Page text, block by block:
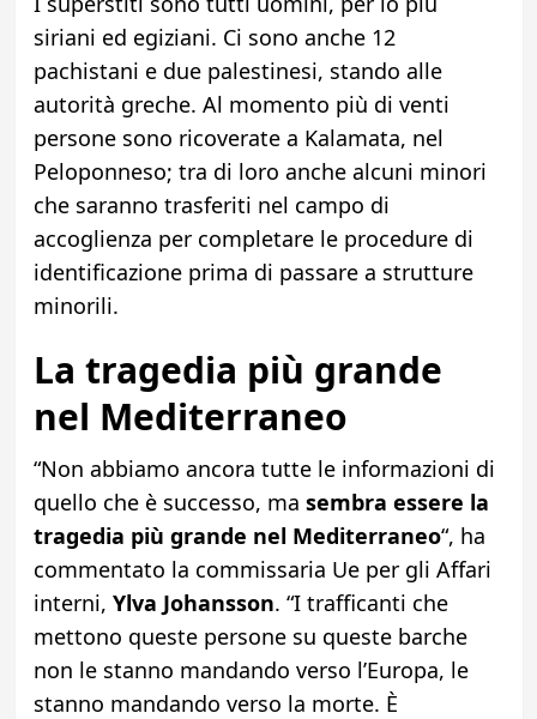
siriani ed egiziani. Ci sono anche 12
pachistani e due palestinesi, stando alle
autorità greche. Al momento più di venti
persone sono ricoverate a Kalamata, nel
Peloponneso; tra di loro anche alcuni minori
che saranno trasferiti nel campo di
accoglienza per completare le procedure di
identificazione prima di passare a strutture
minorili.
La tragedia più grande
nel Mediterraneo
“Non abbiamo ancora tutte le informazioni di
quello che è successo, ma sembra essere la
tragedia più grande nel Mediterraneo“, ha
commentato la commissaria Ue per gli Affari
interni, Ylva Johansson. “I trafficanti che
mettono queste persone su queste barche
non le stanno mandando verso l’Europa, le
stanno mandando verso la morte. È